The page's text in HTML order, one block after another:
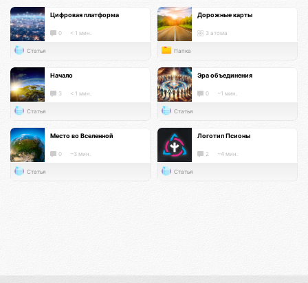
Цифровая платформа
0 < 1 мин.
Статья
Дорожные карты
3 атома
Папка
Начало
3 < 1 мин.
Статья
Эра объединения
0 ~1 мин.
Статья
Место во Вселенной
0 ~3 мин.
Статья
Логотип Псионы
2 ~4 мин.
Статья